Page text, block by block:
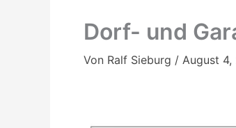
Dorf- und
Von Ralf Sieburg / August 4,